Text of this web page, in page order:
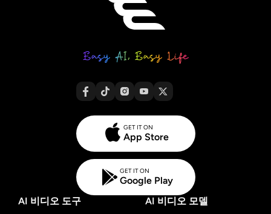
GET IT ON
App Store
GET IT ON
Google Play
AI 비디오 도구
AI 비디오 모델